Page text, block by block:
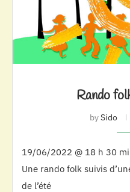
Rando
bySido
19/06/2022 @ 18 h 30
Une rando folk suivis
de l’été